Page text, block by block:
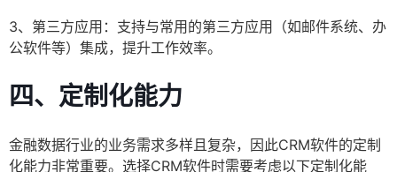
3、第三方应用：支持与常用的第三方应用（如邮件系统、办
公软件等）集成，提升工作效率。
四、定制化能力
金融数据行业的业务需求多样且复杂，因此CRM软件的定制
化能力非常重要。选择CRM软件时需要考虑以下定制化能